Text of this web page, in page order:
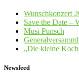
Wunschkonzert
Save the Date –
Musi Punsch
„Die kleine
Newsfeed